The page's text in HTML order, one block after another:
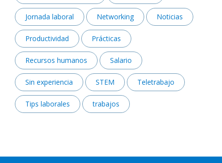
Jornada laboral Networking Noticias
Productividad Prácticas
Recursos humanos Salario
Sin experiencia STEM Teletrabajo
Tips laborales trabajos